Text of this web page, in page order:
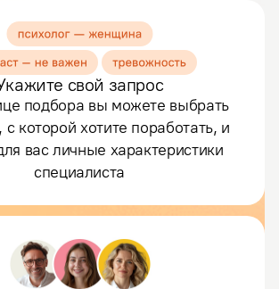
свой запрос
подбора вы можете выбрать
которой хотите поработать, и
вас личные характеристики
специалиста